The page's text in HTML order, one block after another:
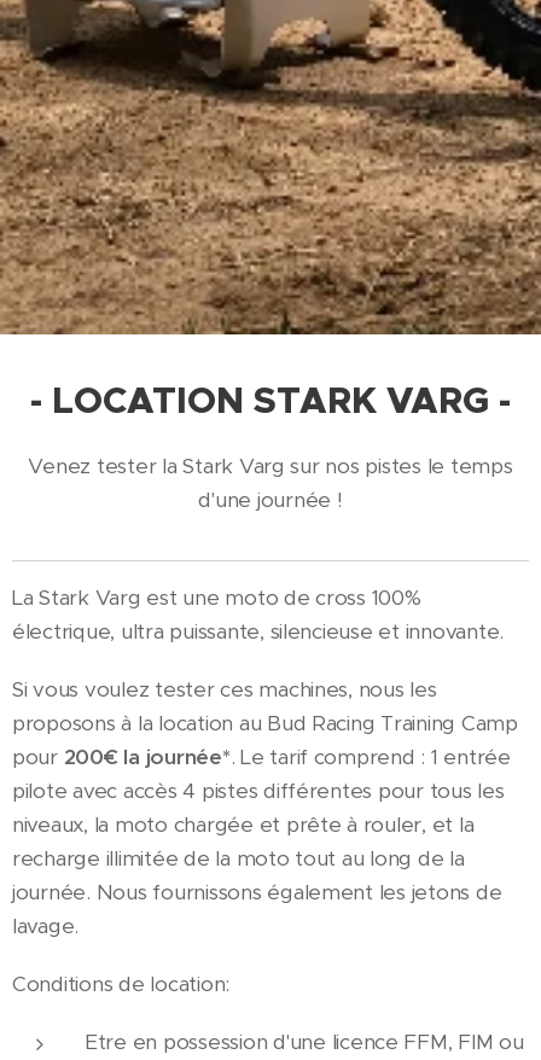
- LOCATION STARK VARG -
Venez tester la Stark Varg sur nos pistes le temps
d'une journée !
La Stark Varg est une moto de cross 100%
électrique, ultra puissante, silencieuse et innovante.
Si vous voulez tester ces machines, nous les
proposons à la location au Bud Racing Training Camp
pour 200€ la journée*. Le tarif comprend : 1 entrée
pilote avec accès 4 pistes différentes pour tous les
niveaux, la moto chargée et prête à rouler, et la
recharge illimitée de la moto tout au long de la
journée. Nous fournissons également les jetons de
lavage.
Conditions de location:
Etre en possession d'une licence FFM, FIM ou